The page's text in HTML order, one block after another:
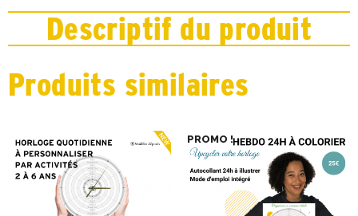
Descriptif du produit
Produits similaires
PROMO !